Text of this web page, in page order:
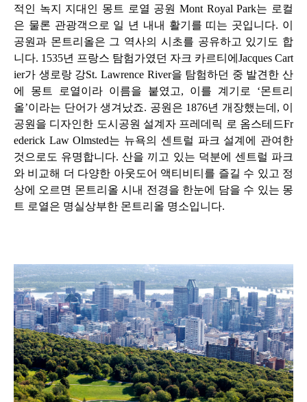
적인 녹지 지대인 몽트 로열 공원 Mont Royal Park는 로컬
은 물론 관광객으로 일 년 내내 활기를 띠는 곳입니다. 이
공원과 몬트리올은 그 역사의 시초를 공유하고 있기도 합
니다. 1535년 프랑스 탐험가였던 자크 카르티에 Jacques Cart
ier가 생로랑 강St. Lawrence River을 탐험하던 중 발견한 산
에 몽트 로열이라 이름을 붙였고, 이를 계기로 ‘몬트리
올’이라는 단어가 생겨났죠. 공원은 1876년 개장했는데 , 이
공원을 디자인한 도시공원 설계자 프레데릭 로 옴스테드Fr
ederick Law Olmsted는 뉴욕의 센트럴 파크 설계에 관여한
것으로도 유명합니다.산을 끼고 있는 덕분에 센트럴 파크
와 비교해 더 다양한 아웃도어 액티비티를 즐길 수 있고 정
상에 오르면 몬트리올 시내 전경을 한눈에 담을 수 있는 몽
트 로열은 명실상부한 몬트리올 명소입니다.